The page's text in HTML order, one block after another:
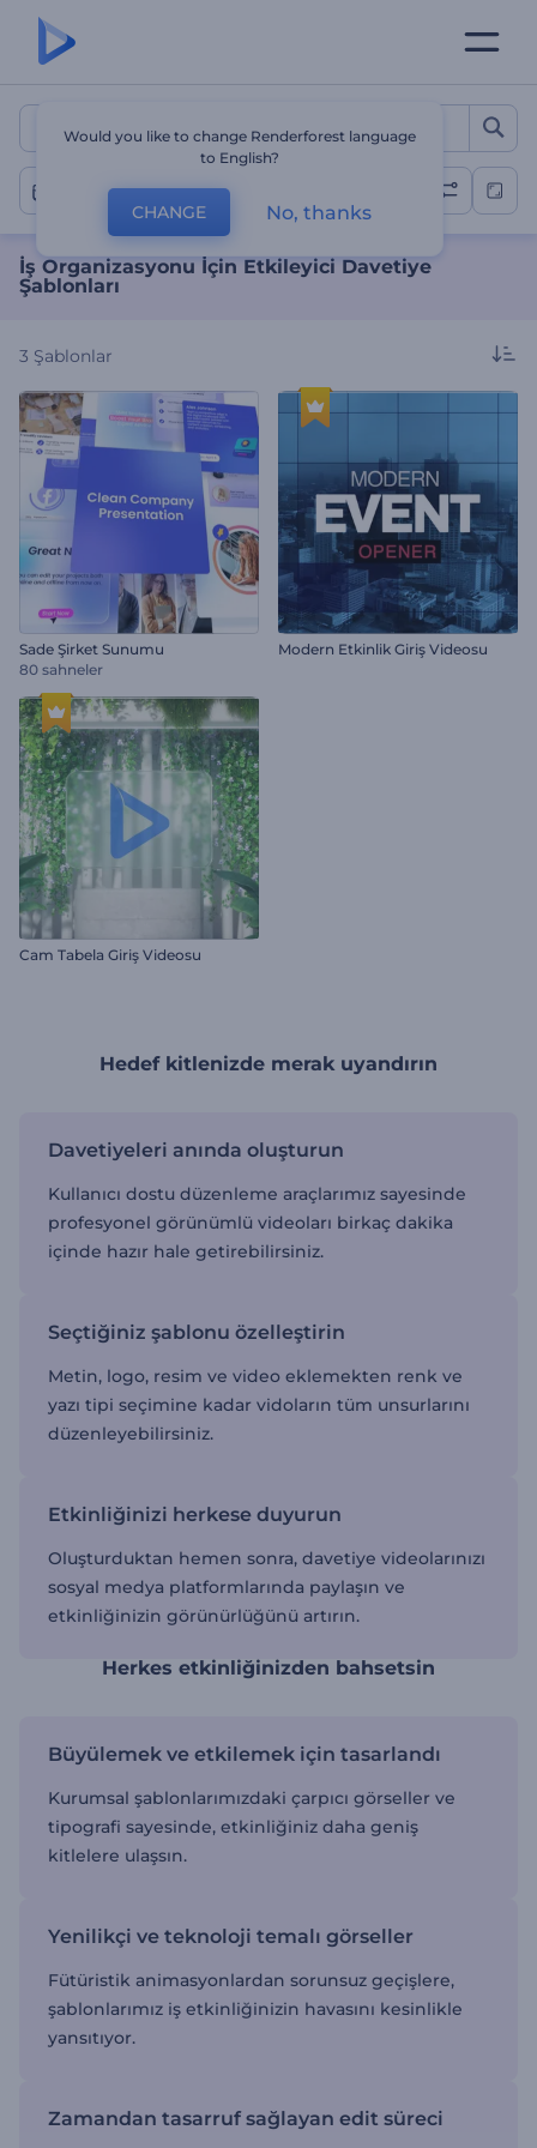
İş Organizasyonu İçin
İş Etkinliği
İş Organizasyonu İçin Etkileyici Davetiye
Şablonları
3 Şablonlar
Sade Şirket Sunumu
80 sahneler
Modern Etkinlik Giriş Videosu
Cam Tabela Giriş Videosu
Hedef kitlenizde merak uyandırın
Davetiyeleri anında oluşturun
Kullanıcı dostu düzenleme araçlarımız sayesinde
profesyonel görünümlü videoları birkaç dakika
içinde hazır hale getirebilirsiniz.
Seçtiğiniz şablonu özelleştirin
Metin, logo, resim ve video eklemekten renk ve
yazı tipi seçimine kadar vidoların tüm unsurlarını
düzenleyebilirsiniz.
Etkinliğinizi herkese duyurun
Oluşturduktan hemen sonra, davetiye videolarınızı
sosyal medya platformlarında paylaşın ve
etkinliğinizin görünürlüğünü artırın.
Herkes etkinliğinizden bahsetsin
Büyülemek ve etkilemek için tasarlandı
Kurumsal şablonlarımızdaki çarpıcı görseller ve
tipografi sayesinde, etkinliğiniz daha geniş
kitlelere ulaşsın.
Yenilikçi ve teknoloji temalı görseller
Fütüristik animasyonlardan sorunsuz geçişlere,
şablonlarımız iş etkinliğinizin havasını kesinlikle
yansıtıyor.
Zamandan tasarruf sağlayan edit süreci
Would you like to change Renderforest language
to English?
CHANGE No, thanks